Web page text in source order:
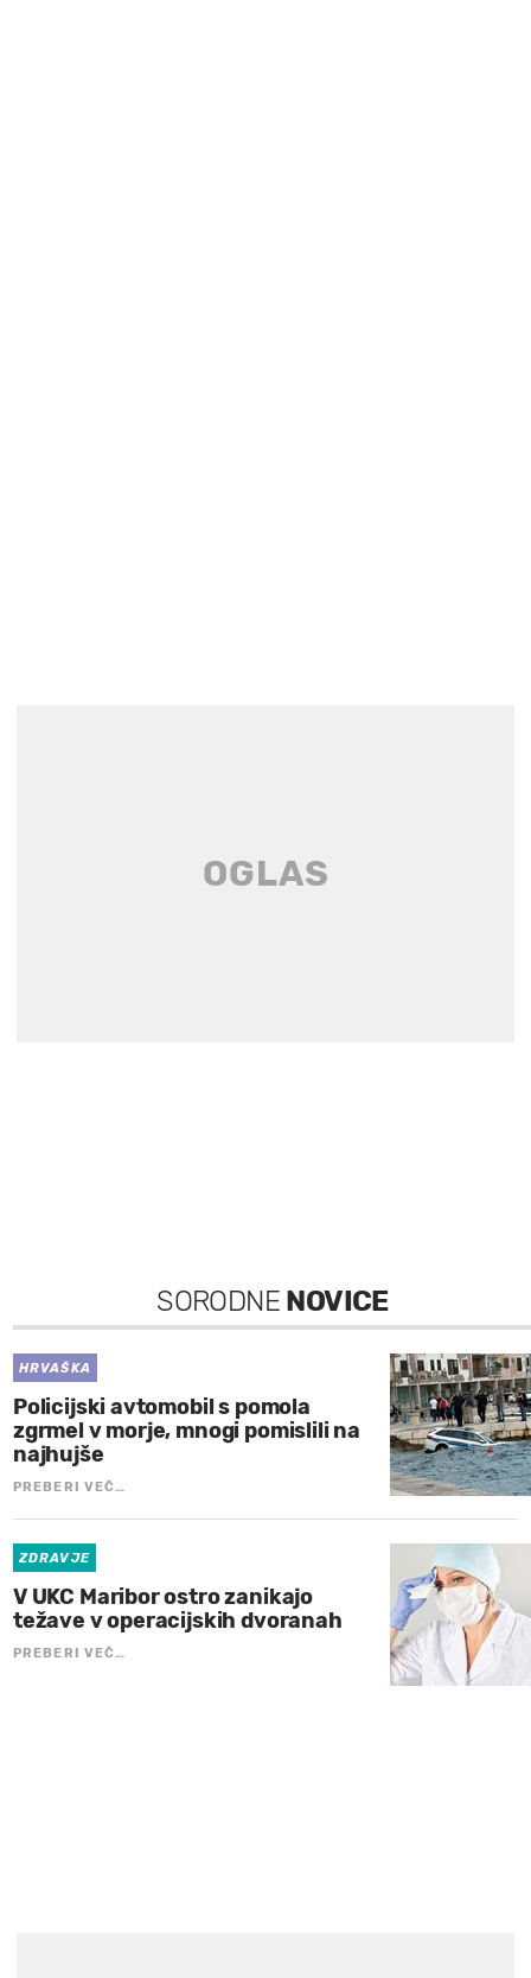
SORODNE NOVICE
HRVAŠKA
Policijski avtomobil s pomola
zgrmel v morje, mnogi pomislili na
najhujše
PREBERI VEČ…
ZDRAVJE
V UKC Maribor ostro zanikajo
težave v operacijskih dvoranah
PREBERI VEČ…